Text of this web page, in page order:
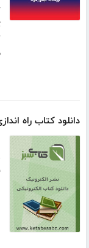
دانلود کتاب راه
۹